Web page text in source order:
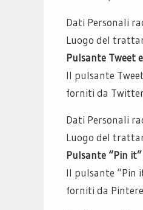
Dati Personali
Luogo del
Pulsante Tweet
Il pulsante
forniti da
Dati Personali
Luogo del
Pulsante “Pin
Il pulsante “Pin
forniti da